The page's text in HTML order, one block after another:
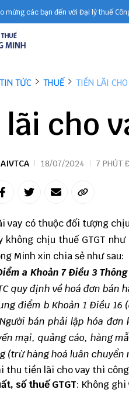
mừng các bạn đến với Đại lý thuế
TIN TỨC THUẾ TIỀN LÃI
lãi cho
18/07/2024 7 PHÚT
vay có thuộc đối tượng
không chịu thuế GTGT
Minh xin chia sẻ như sau:
a Khoản 7 Điều 3
quy định về hoá đơn bán
điểm b Khoản 1 Điều 16
bán phải lập hóa
mại, quảng cáo, hàng
(trừ hàng hoá luân
thu tiền lãi cho vay thì
số thuế GTGT: Không ghi